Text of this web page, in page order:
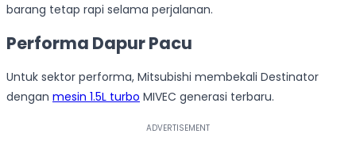
barang tetap rapi selama perjalanan.
Performa Dapur Pacu
Untuk sektor performa, Mitsubishi membekali Destinator
dengan mesin 1.5L turbo MIVEC generasi terbaru.